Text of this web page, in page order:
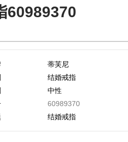
60989370
蒂芙尼
结婚戒指
中性
60989370
结婚戒指